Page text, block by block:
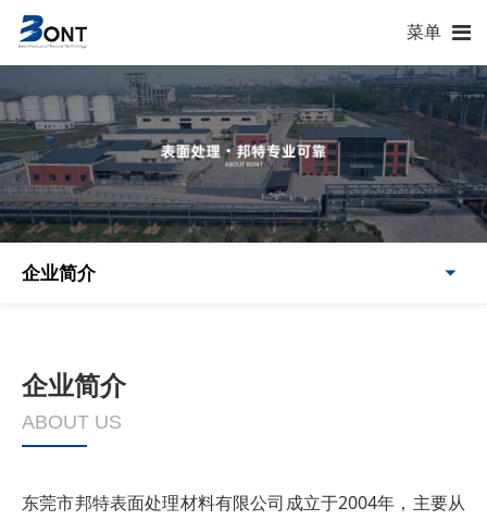
菜单
企业简介
企业简介
ABOUT US
东莞市邦特表面处理材料有限公司成立于2004年，主要从